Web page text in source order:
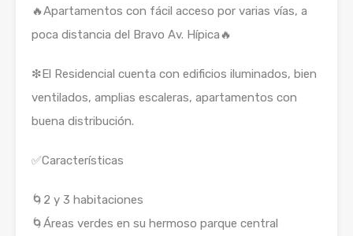
🔥Apartamentos con fácil acceso por varias vías, a
poca distancia del Bravo Av. Hípica🔥
❇El Residencial cuenta con edificios iluminados, bien
ventilados, amplias escaleras, apartamentos con
buena distribución.
✅Características
🌀2 y 3 habitaciones
🌀Áreas verdes en su hermoso parque central